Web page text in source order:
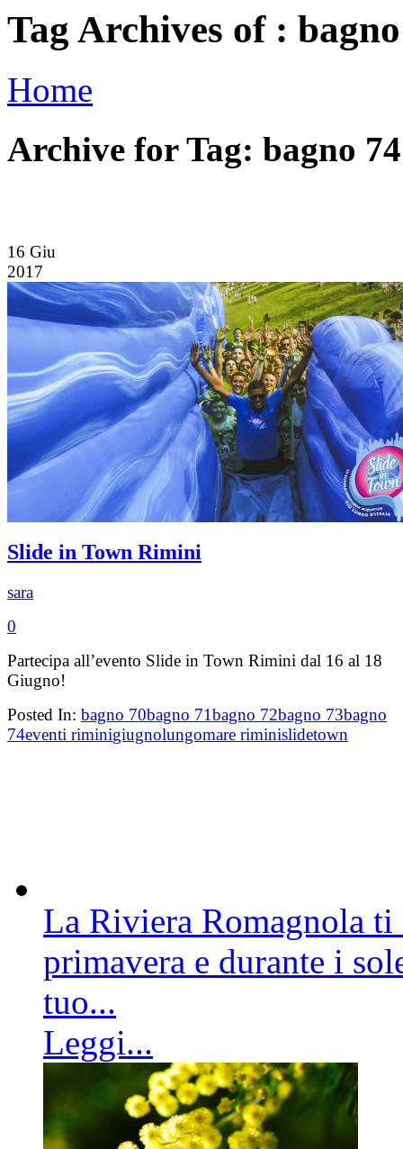
Tag Archives of :
Home
Archive for Tag: bagno 74
16 Giu
2017
Slide in Town Rimini
sara
0
Partecipa all’evento Slide in Town Rimini dal 16 al 18
Giugno!
Posted In: bagno 70bagno 71bagno 72bagno 73bagno
74eventi riminigiugnolungomare riminislidetown
La Riviera Romagnola
primavera e durante i
tuo...
Leggi...